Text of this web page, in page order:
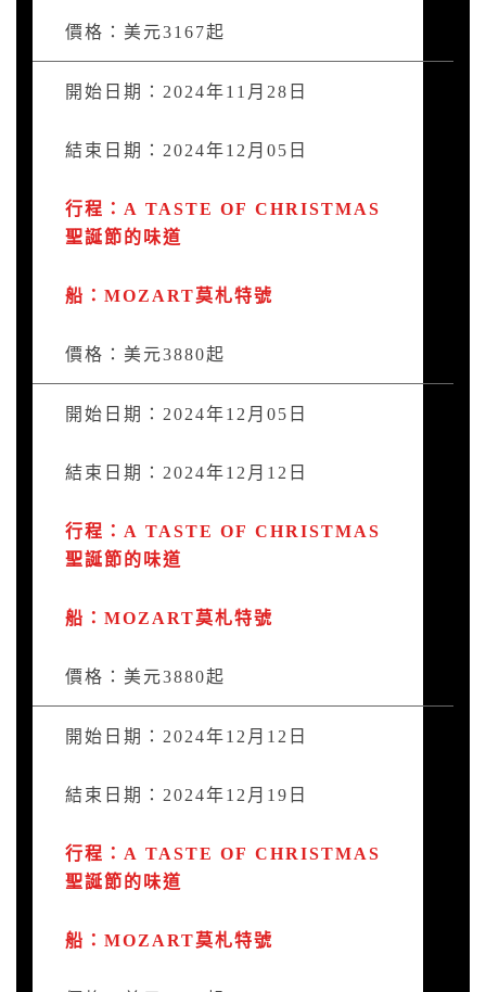
價格：美元3167起
開始日期：2024年11月28日
結束日期：2024年12月05日
行程：A TASTE OF CHRISTMAS
聖誕節的味道
船：MOZART莫札特號
價格：美元3880起
開始日期：2024年12月05日
結束日期：2024年12月12日
行程：A TASTE OF CHRISTMAS
聖誕節的味道
船：MOZART莫札特號
價格：美元3880起
開始日期：2024年12月12日
結束日期：2024年12月19日
行程：A TASTE OF CHRISTMAS
聖誕節的味道
船：MOZART莫札特號